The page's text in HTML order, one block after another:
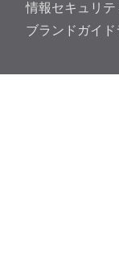
情報セキュリ
ブランドガイド